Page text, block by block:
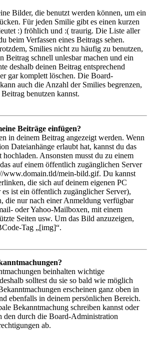
Bilder, die benutzt werden können, um ein
Für jeden Smilie gibt es einen kurzen
:) fröhlich und :( traurig. Die Liste aller
beim Verfassen eines Beitrags sehen.
Smilies nicht zu häufig zu benutzen,
Beitrag schnell unlesbar machen und ein
deshalb deinen Beitrag entsprechend
gar komplett löschen. Die Board-
auch die Anzahl der Smilies begrenzen,
benutzen kannst.
Beiträge einfügen?
in deinem Beitrag angezeigt werden. Wenn
Dateianhänge erlaubt hat, kannst du das
Ansonsten musst du zu einem
auf einem öffentlich zugänglichen Server
www.domain.tld/mein-bild.gif. Du kannst
die sich auf deinem eigenen PC
es ist ein öffentlich zugänglicher Server),
die nur nach einer Anmeldung verfügbar
oder Yahoo-Mailboxen, mit einem
Seiten usw. Um das Bild anzuzeigen,
Tag „[img]“.
beinhalten wichtige
solltest du sie so bald wie möglich
erscheinen ganz oben in
ebenfalls in deinem persönlichen Bereich.
Bekanntmachung schreiben kannst oder
den durch die Board-Administration
ab.